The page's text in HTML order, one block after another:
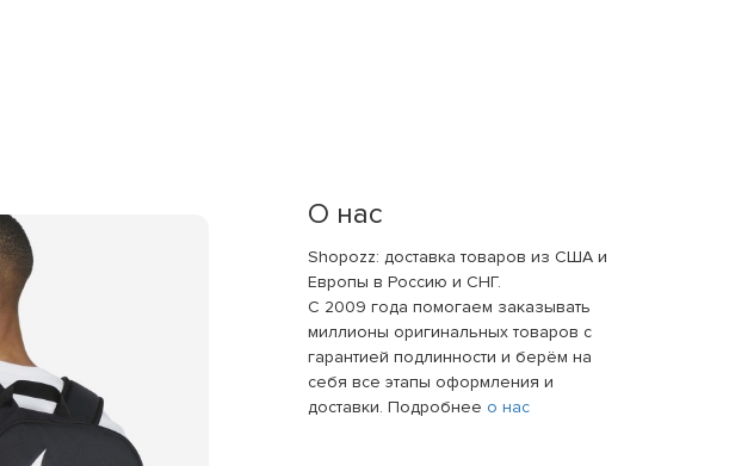
О нас
Shopozz: доставка товаров из США и
Европы в Россию и СНГ.
С 2009 года помогаем заказывать
миллионы оригинальных товаров с
гарантией подлинности и берём на
себя все этапы оформления и
доставки. Подробнее о нас